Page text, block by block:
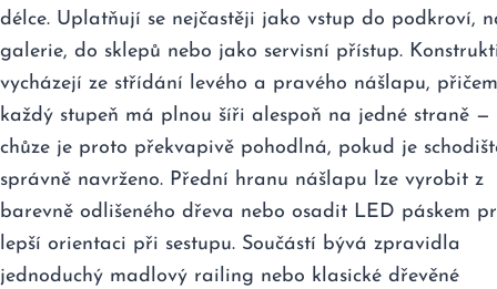
délce. Uplatňují se nejčastěji jako vstup do podkroví,
galerie, do sklepů nebo jako servisní přístup.
vycházejí ze střídání levého a pravého nášlapu,
každý stupeň má plnou šíři alespoň na jedné straně —
chůze je proto překvapivě pohodlná, pokud je
správně navrženo. Přední hranu nášlapu lze vyrobit z
barevně odlišeného dřeva nebo osadit LED páskem
lepší orientaci při sestupu. Součástí bývá zpravidla
jednoduchý madlový railing nebo klasické dřevěné